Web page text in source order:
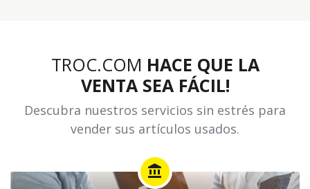
TROC.COM HACE QUE LA
VENTA SEA FÁCIL!
Descubra nuestros servicios sin estrés para
vender sus artículos usados.
account_balance